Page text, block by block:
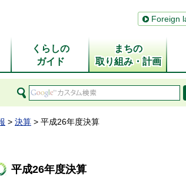
Foreign
くらしの
ガイド
まちの
取り組み・計画
> 決算 > 平成26年度決算
平成26年度決算